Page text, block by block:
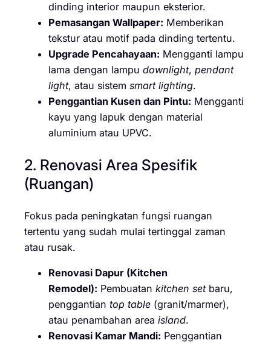
dinding interior maupun eksterior.
Pemasangan Wallpaper: Memberikan
tekstur atau motif pada dinding tertentu.
Upgrade Pencahayaan: Mengganti lampu
lama dengan lampu downlight, pendant
light, atau sistem smart lighting.
Penggantian Kusen dan Pintu: Mengganti
kayu yang lapuk dengan material
aluminium atau UPVC.
2. Renovasi Area Spesifik
(Ruangan)
Fokus pada peningkatan fungsi ruangan
tertentu yang sudah mulai tertinggal zaman
atau rusak.
Renovasi Dapur (Kitchen
Remodel): Pembuatan kitchen setbaru,
penggantian top table (granit/marmer),
atau penambahan area island.
Renovasi Kamar Mandi: Penggantian